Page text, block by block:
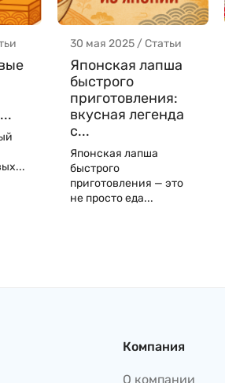
30 мая 2025 / Статьи
Японская лапша
быстрого
приготовления:
вкусная легенда
с...
Японская лапша
быстрого
приготовления — это
не просто еда...
Компания
О компании